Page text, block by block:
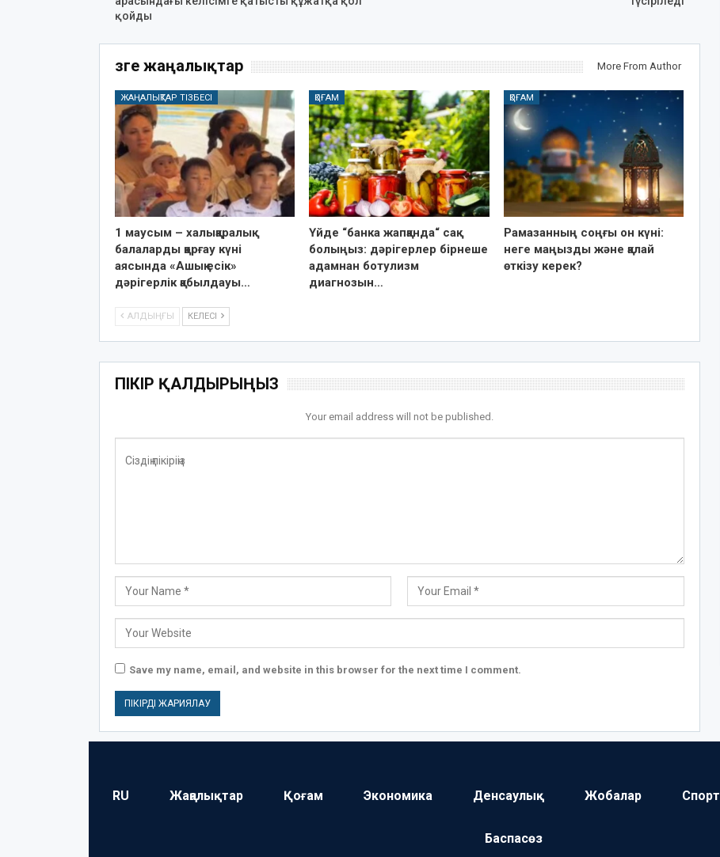
қойды
Өзге жаңалықтар More From Author
ЖАҢАЛЫҚТАР ТІЗБЕСІ
1 маусым – халықаралық
балаларды қорғау күні
аясында «Ашық есік»
дәрігерлік қабылдауы…
ҚОҒАМ
Үйде “банка жапқанда“ сақ
болыңыз: дәрігерлер бірнеше
адамнан ботулизм
диагнозын…
ҚОҒАМ
Рамазанның соңғы он күні:
неге маңызды және қалай
өткізу керек?
АЛДЫҢҒЫ КЕЛЕСІ
ПІКІР ҚАЛДЫРЫҢЫЗ
Your email address will not be published.
Save my name, email, and website in this browser for the next time I comment.
RU Жаңалықтар Қоғам Экономика Денсаулық Жобалар Спорт
Баспасөз